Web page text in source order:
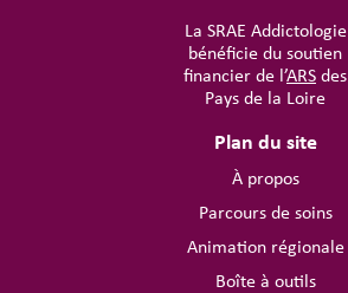
La SRAE Addictologie
bénéficie du soutien
financier de l’ARS des
Pays de la Loire
Plan du site
À propos
Parcours de soins
Animation régionale
Boîte à outils